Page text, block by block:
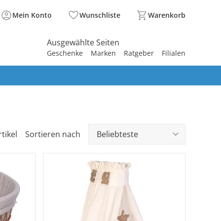
Mein Konto Wunschliste Warenkorb
Ausgewählte Seiten
Geschenke Marken Ratgeber Filialen
Sortieren nach